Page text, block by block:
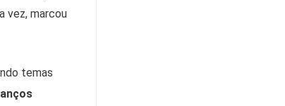
vez, marcou
temas